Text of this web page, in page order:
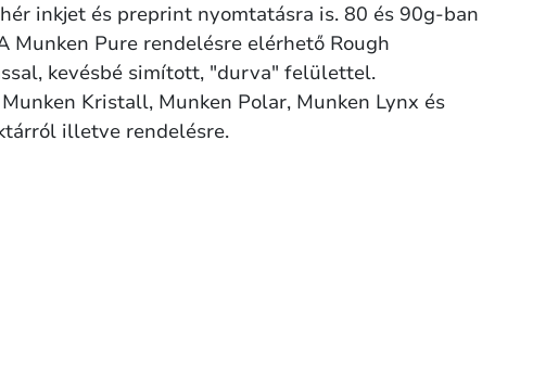
inkjet és preprint nyomtatásra is. 80 és 90g-ban
Pure rendelésre elérhető Rough
kevésbé simított, "durva" felülettel.
Kristall, Munken Polar, Munken Lynx és
illetve rendelésre.